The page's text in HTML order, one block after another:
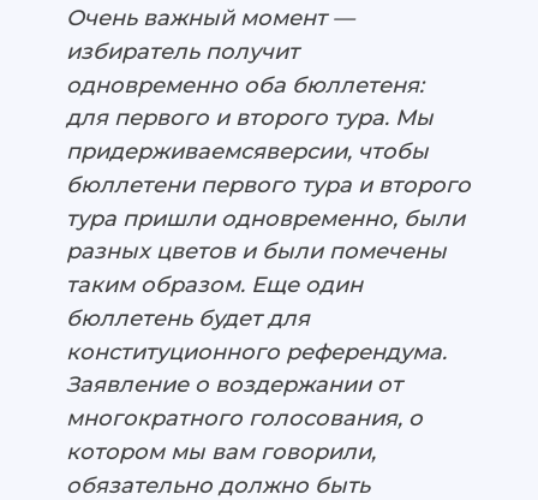
Очень важный момент —
избиратель получит
одновременно оба бюллетеня:
для первого и второго тура. Мы
придерживаемсяверсии, чтобы
бюллетени первого тура и второго
тура пришли одновременно, были
разных цветов и были помечены
таким образом. Еще один
бюллетень будет для
конституционного референдума.
Заявление о воздержании от
многократного голосования, о
котором мы вам говорили,
обязательно должно быть